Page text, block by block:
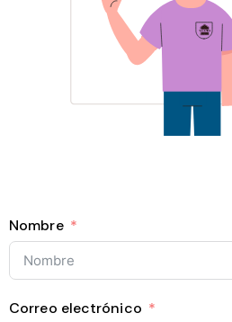
Nombre
Correo electrónico